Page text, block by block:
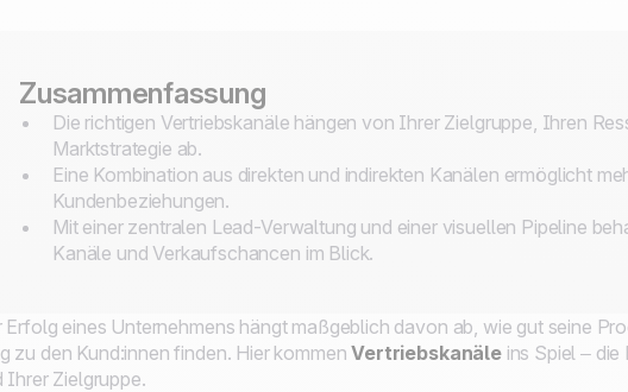
Zusammenfassung
Die richtigen Vertriebskanäle hängen von Ihrer Zielgruppe, Ihren
Marktstrategie ab.
Eine Kombination aus direkten und indirekten Kanälen ermöglicht
Kundenbeziehungen.
Mit einer zentralen Lead-Verwaltung und einer visuellen Pipeline
Kanäle und Verkaufschancen im Blick.
Erfolg eines Unternehmens hängt maßgeblich davon ab, wie gut seine
zu den Kund:innen finden. Hier kommenVertriebskanäleins Spiel – die
Ihrer Zielgruppe.